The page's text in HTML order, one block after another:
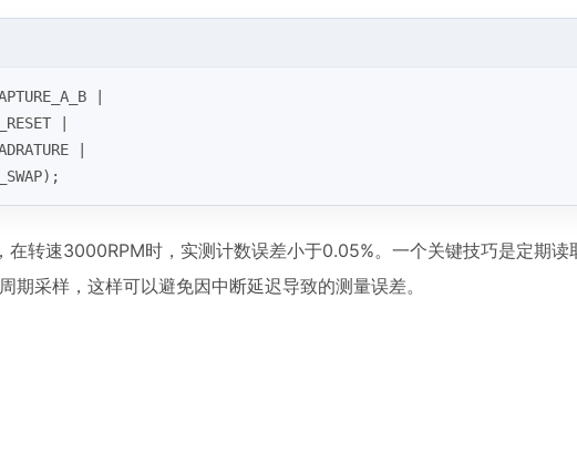
|
|
|
转速3000RPM时，实测计数误差小于0.05%。一个关键技巧是定期读
采样，这样可以避免因中断延迟导致的测量误差。